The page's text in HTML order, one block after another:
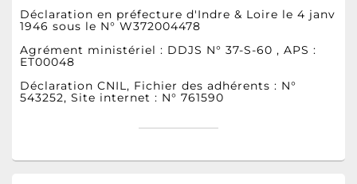
Déclaration en préfecture d'Indre & Loire le 4 janv
1946 sous le N° W372004478
Agrément ministériel : DDJS N° 37-S-60 , APS :
ET00048
Déclaration CNIL, Fichier des adhérents : N°
543252, Site internet : N° 761590